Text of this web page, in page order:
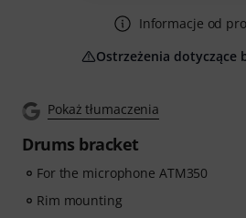
Pokaż tłumaczenia
Drums bracket
For the microphone ATM350
Rim mounting
Informacje od
Ostrzeżenia dotyczące